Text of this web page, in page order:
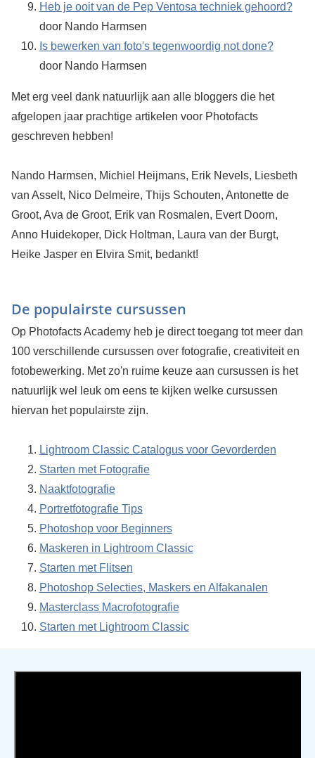
Heb je ooit van de Pep Ventosa techniek gehoord?
door Nando Harmsen
Is bewerken van foto's tegenwoordig not done?
door Nando Harmsen
Met erg veel dank natuurlijk aan alle bloggers die het
afgelopen jaar prachtige artikelen voor Photofacts
geschreven hebben!
Nando Harmsen, Michiel Heijmans, Erik Nevels, Liesbeth
van Asselt, Nico Delmeire, Thijs Schouten, Antonette de
Groot, Ava de Groot, Erik van Rosmalen, Evert Doorn,
Anno Huidekoper, Dick Holtman, Laura van der Burgt,
Heike Jasper en Elvira Smit, bedankt!
De populairste cursussen
Op Photofacts Academy heb je direct toegang tot meer dan
100 verschillende cursussen over fotografie, creativiteit en
fotobewerking. Met zo'n ruime keuze aan cursussen is het
natuurlijk wel leuk om eens te kijken welke cursussen
hiervan het populairste zijn.
Lightroom Classic Catalogus voor Gevorderden
Starten met Fotografie
Naaktfotografie
Portretfotografie Tips
Photoshop voor Beginners
Maskeren in Lightroom Classic
Starten met Flitsen
Photoshop Selecties, Maskers en Alfakanalen
Masterclass Macrofotografie
Starten met Lightroom Classic